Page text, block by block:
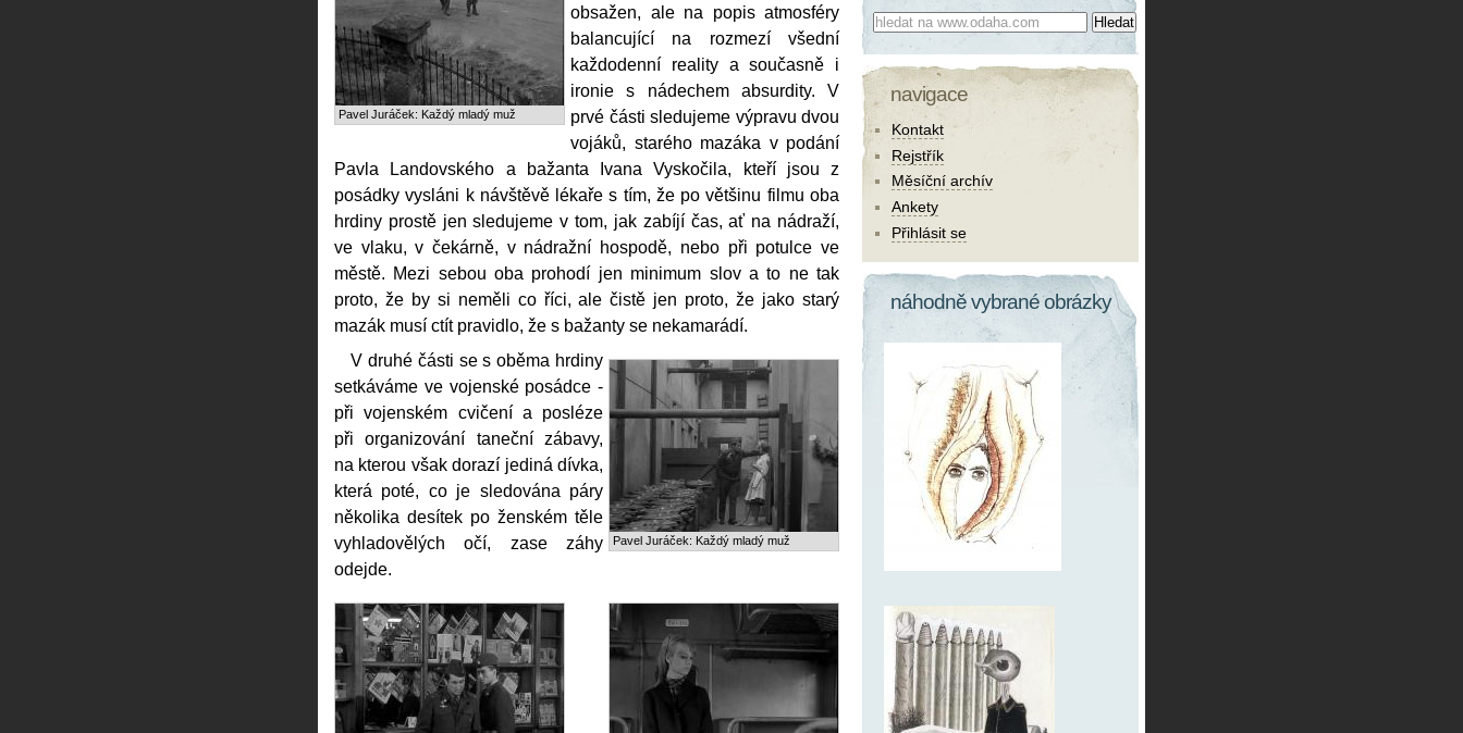
Pavel Juráček: Každý mladý muž
obsažen, ale na popis atmosféry
balancující na rozmezí všední
každodenní reality a současně i
ironie s nádechem absurdity. V
prvé části sledujeme výpravu dvou
vojáků, starého mazáka v podání
Pavla Landovského a bažanta Ivana Vyskočila, kteří jsou z
posádky vysláni k návštěvě lékaře s tím, že po většinu filmu oba
hrdiny prostě jen sledujeme v tom, jak zabíjí čas, ať na nádraží,
ve vlaku, v čekárně, v nádražní hospodě, nebo při potulce ve
městě. Mezi sebou oba prohodí jen minimum slov a to ne tak
proto, že by si neměli co říci, ale čistě jen proto, že jako starý
mazák musí ctít pravidlo, že s bažanty se nekamarádí.
Pavel Juráček: Každý mladý muž
V druhé části se s oběma hrdiny
setkáváme ve vojenské posádce -
při vojenském cvičení a posléze
při organizování taneční zábavy,
na kterou však dorazí jediná dívka,
která poté, co je sledována páry
několika desítek po ženském těle
vyhladovělých očí, zase záhy
odejde.
Co hledat:
navigace
Kontakt
Rejstřík
Měsíční archív
Ankety
Přihlásit se
náhodně vybrané obrázky